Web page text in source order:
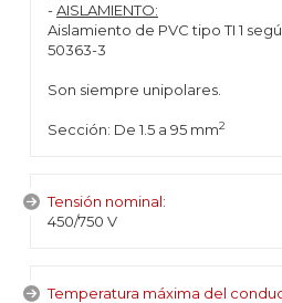
-AISLAMIENTO:
Aislamiento de PVC tipo TI 1
50363-3
Son siempre unipolares.
Sección: De 1.5 a 95 mm2
Tensión nominal:
450/750 V
Temperatura máxima del